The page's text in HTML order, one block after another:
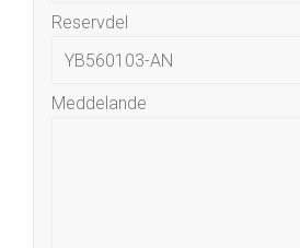
Reservdel
Meddelande